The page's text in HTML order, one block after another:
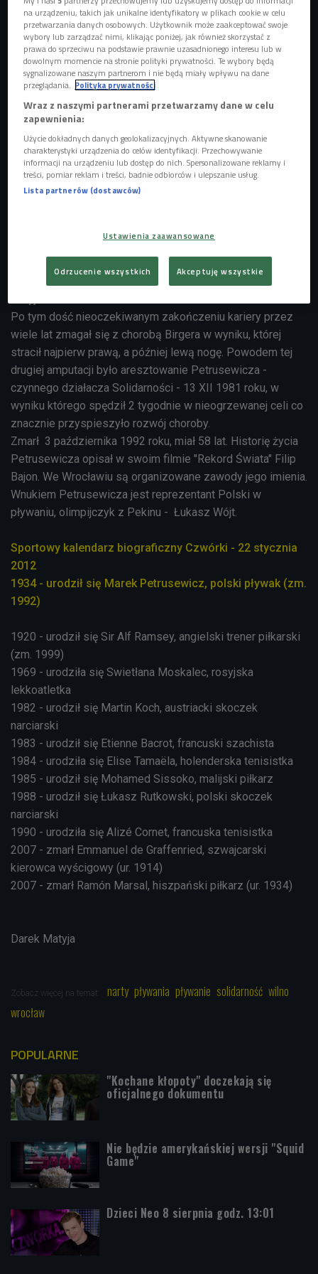
wynik po raz drugi bijąc rekord świata.
Był też wicemistrzem Europy oraz olimpijczykiem z
Helsinek. Na igrzyska w Melbourne i Rzymie już niestety
nie pojechał, a jednym z powodów był... nieco zbyt
rozrywkowy jak na sportowca tryb życia. Do historii
przeszedł już jego wyczyn, z grudnia 1952 roku, kiedy to
postanowił zjechać na nartach... ze skoczni w Karpaczu. Tę
szaleńczą próbę przepłacił groźną kontuzją.
Petrusewicz był specjalistą pływania pod woda i po
zmianie przepisów zabraniającej tego sposobu pływania
już nie odnosił tak wielkich sukcesów. W kraju wciąż jednak
wyniku bezpodstawnych oskarżeń po - o ironio - Zawodach
Po tym dość nieoczekiwanym zakończeniu kariery przez
wiele lat zmagał się z chorobą Birgera w wyniku, której
stracił najpierw prawą, a później lewą nogę. Powodem tej
drugiej amputacji było aresztowanie Petrusewicza -
czynnego działacza Solidarności - 13 XII 1981 roku, w
wyniku którego spędził 2 tygodnie w nieogrzewanej celi co
znacznie przyspieszyło rozwój choroby.
Zmarł 3 października 1992 roku, miał 58 lat. Historię życia
Petrusewicza opisał w swoim filmie "Rekord Świata" Filip
Bajon. We Wrocławiu są organizowane zawody jego imienia.
Wnukiem Petrusewicza jest reprezentant Polski w
pływaniu, olimpijczyk z Pekinu - Łukasz Wójt.
Sportowy kalendarz biograficzny Czwórki - 22 stycznia
2012
1934 - urodził się Marek Petrusewicz, polski pływak (zm.
1992)
1920 - urodził się Sir Alf Ramsey, angielski trener piłkarski
(zm. 1999)
1969 - urodziła się Swietłana Moskalec, rosyjska
lekkoatletka
1982 - urodził się Martin Koch, austriacki skoczek
narciarski
1983 - urodził się Etienne Bacrot, francuski szachista
1984 - urodziła się Elise Tamaëla, holenderska tenisistka
1985 - urodził się Mohamed Sissoko, malijski piłkarz
1988 - urodził się Łukasz Rutkowski, polski skoczek
narciarski
1990 - urodziła się Alizé Cornet, francuska tenisistka
2007 - zmarł Emmanuel de Graffenried, szwajcarski
kierowca wyścigowy (ur. 1914)
2007 - zmarł Ramón Marsal, hiszpański piłkarz (ur. 1934)
Darek Matyja
Zobacz więcej na temat: narty pływania pływanie solidarność wilno
wrocław
POPULARNE
"Kochane kłopoty" doczekają się
oficjalnego dokumentu
Nie będzie amerykańskiej wersji "Squid
Game"
Dzieci Neo 8 sierpnia godz. 13:01
na urządzeniu, takich jak unikalne identyfikatory w plikach cookie w celu
przetwarzania danych osobowych. Użytkownik może zaakceptować swoje
wybory lub zarządzać nimi, klikając poniżej, jak również skorzystać z
prawa do sprzeciwu na podstawie prawnie uzasadnionego interesu lub w
dowolnym momencie na stronie polityki prywatności. Te wybory będą
sygnalizowane naszym partnerom i nie będą miały wpływu na dane
przeglądania. Polityka prywatności
Wraz z naszymi partnerami przetwarzamy dane w celu
zapewnienia:
Użycie dokładnych danych geolokalizacyjnych. Aktywne skanowanie
charakterystyki urządzenia do celów identyfikacji. Przechowywanie
informacji na urządzeniu lub dostęp do nich. Spersonalizowane reklamy i
treści, pomiar reklam i treści, badnie odbiorców i ulepszanie usług.
Lista partnerów (dostawców)
Ustawienia zaawansowane
Odrzucenie wszystkich Akceptuję wszystkie